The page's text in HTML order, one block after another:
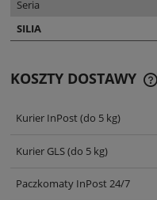
Seria
SILIA
KOSZTY DOSTAWY
Kurier InPost(do 5 kg)
Kurier GLS(do 5 kg)
Paczkomaty InPost 24/7